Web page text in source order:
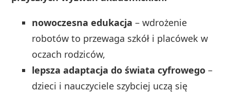
nowoczesna edukacja – wdrożenie
robotów to przewaga szkół i placówek w
oczach rodziców,
lepsza adaptacja do świata cyfrowego –
dzieci i nauczyciele szybciej uczą się